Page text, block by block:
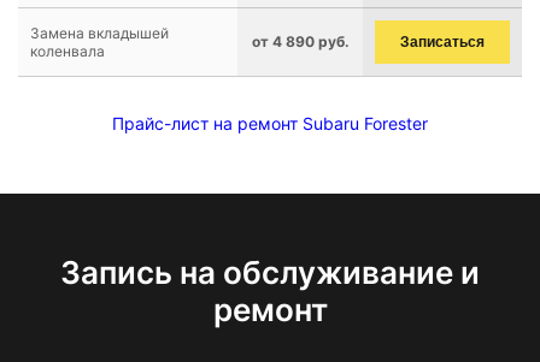
Замена вкладышей
коленвала
от 4 890 руб. Записаться
Прайс-лист на ремонт Subaru Forester
Запись на обслуживание и
ремонт